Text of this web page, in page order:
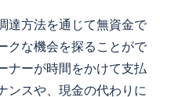
達方法を通じて無資金で
クな機会を探ることがで
ナーが時間をかけて支払
ンスや、現金の代わりに